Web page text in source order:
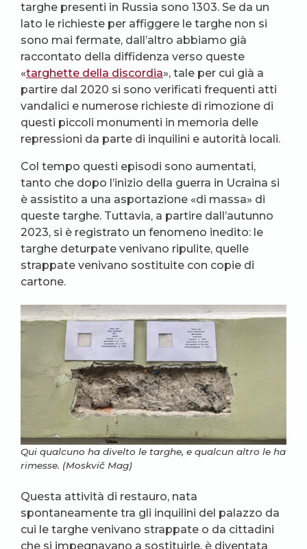
targhe presenti in Russia sono 1303. Se da un
lato le richieste per affiggere le targhe non si
sono mai fermate, dall’altro abbiamo già
raccontato della diffidenza verso queste
«targhette della discordia», tale per cui già a
partire dal 2020 si sono verificati frequenti atti
vandalici e numerose richieste di rimozione di
questi piccoli monumenti in memoria delle
repressioni da parte di inquilini e autorità locali.
Col tempo questi episodi sono aumentati,
tanto che dopo l’inizio della guerra in Ucraina si
è assistito a una asportazione «di massa» di
queste targhe. Tuttavia, a partire dall’autunno
2023, si è registrato un fenomeno inedito: le
targhe deturpate venivano ripulite, quelle
strappate venivano sostituite con copie di
cartone.
Qui qualcuno ha divelto le targhe, e qualcun altro le ha
rimesse. (Moskvič Mag)
Questa attività di restauro, nata
spontaneamente tra gli inquilini del palazzo da
cui le targhe venivano strappate o da cittadini
che si impegnavano a sostituirle, è diventata